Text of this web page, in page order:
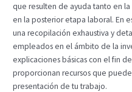
que resulten de ayuda tanto en
en la posterior etapa laboral. En
una recopilación exhaustiva y
empleados en el ámbito de la
explicaciones básicas con el fin
proporcionan recursos que
presentación de tu trabajo.